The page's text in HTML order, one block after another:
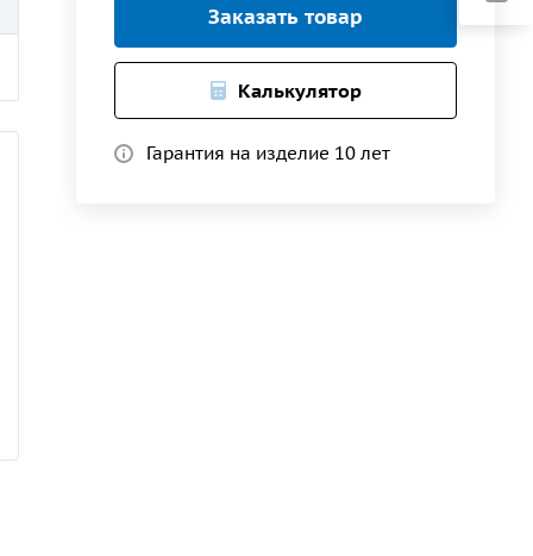
Заказать товар
Калькулятор
Гарантия на изделие 10 лет